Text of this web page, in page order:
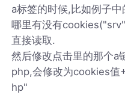
a标签的时候,比如例子
哪里有没有
直接读取.
然后修改点击里的那个a
php,会修改为cookies值
hp"